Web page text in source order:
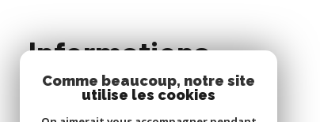
Informations
financières
Comme beaucoup, notre site
utilise les cookies